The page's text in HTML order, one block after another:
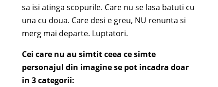
sa isi atinga scopurile. Care nu se lasa batuti cu
una cu doua. Care desi e greu, NU renunta si
merg mai departe. Luptatori.
Cei care nu au simtit ceea ce simte
personajul din imagine se pot incadra doar
in 3 categorii: